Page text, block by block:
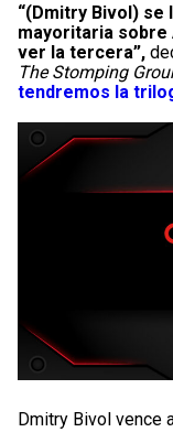
“(Dmitry Bivol)
mayoritaria
ver la tercera”,
The Stomping
tendremos la
Dmitry Bivol vence